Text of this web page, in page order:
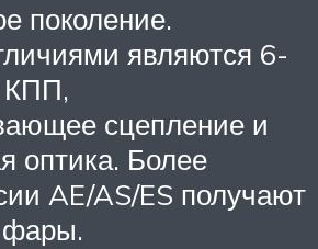
поколение.
являются 6-
КПП,
сцепление и
оптика. Более
AE/AS/ES получают
фары.